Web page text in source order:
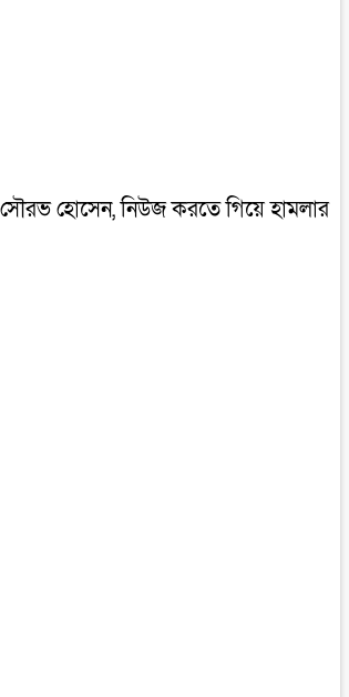
সৌরভ হোসেন, নিউজ করতে গিয়ে হামলার